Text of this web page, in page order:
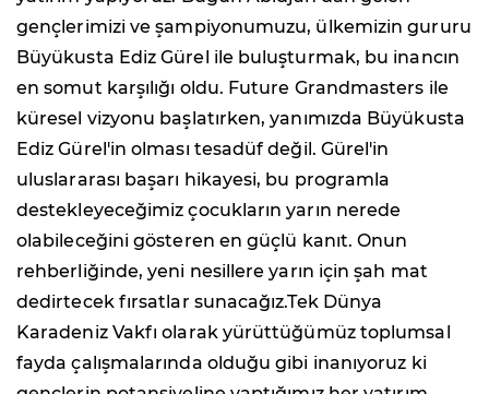
gençlerimizi ve şampiyonumuzu, ülkemizin gururu
Büyükusta Ediz Gürel ile buluşturmak, bu inancın
en somut karşılığı oldu. Future Grandmasters ile
küresel vizyonu başlatırken, yanımızda Büyükusta
Ediz Gürel'in olması tesadüf değil. Gürel'in
uluslararası başarı hikayesi, bu programla
destekleyeceğimiz çocukların yarın nerede
olabileceğini gösteren en güçlü kanıt. Onun
rehberliğinde, yeni nesillere yarın için şah mat
dedirtecek fırsatlar sunacağız.Tek Dünya
Karadeniz Vakfı olarak yürüttüğümüz toplumsal
fayda çalışmalarında olduğu gibi inanıyoruz ki